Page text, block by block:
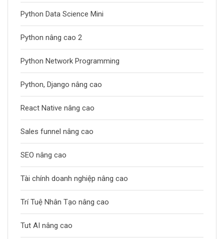
Python Data Science Mini
Python nâng cao 2
Python Network Programming
Python, Django nâng cao
React Native nâng cao
Sales funnel nâng cao
SEO nâng cao
Tài chính doanh nghiệp nâng cao
Trí Tuệ Nhân Tạo nâng cao
Tut AI nâng cao